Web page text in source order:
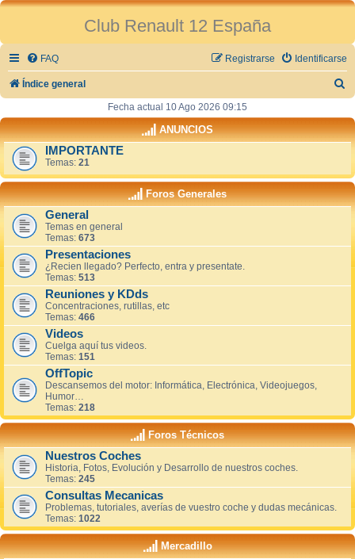
Club Renault 12 España
FAQ Identificarse
Registrarse
Índice general
c
Fecha actual 10 Ago 2026 09:15
ANUNCIOS
IMPORTANTE
Temas: 21
Foros Generales
General
Temas en general
Temas: 673
Presentaciones
¿Recien llegado? Perfecto, entra y presentate.
Temas: 513
Reuniones y KDds
Concentraciones, rutillas, etc
Temas: 466
Videos
Cuelga aquí tus videos.
Temas: 151
OffTopic
Descansemos del motor: Informática, Electrónica, Videojuegos,
Humor…
Temas: 218
Foros Técnicos
Nuestros Coches
Historia, Fotos, Evolución y Desarrollo de nuestros coches.
Temas: 245
Consultas Mecanicas
Problemas, tutoriales, averías de vuestro coche y dudas mecánicas.
Temas: 1022
Mercadillo